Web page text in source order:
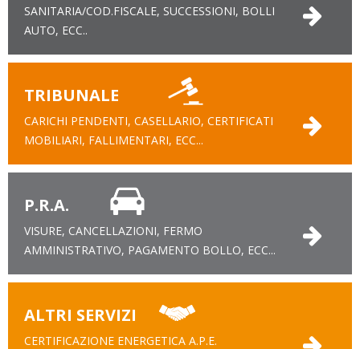
SANITARIA/COD.FISCALE, SUCCESSIONI, BOLLI
AUTO, ECC..
TRIBUNALE
CARICHI PENDENTI, CASELLARIO, CERTIFICATI
MOBILIARI, FALLIMENTARI, ECC...
P.R.A.
VISURE, CANCELLAZIONI, FERMO
AMMINISTRATIVO, PAGAMENTO BOLLO, ECC...
ALTRI SERVIZI
CERTIFICAZIONE ENERGETICA A.P.E.